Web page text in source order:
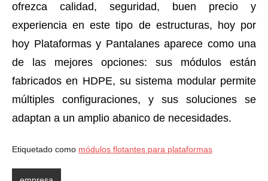
ofrezca calidad, seguridad, buen precio y
experiencia en este tipo de estructuras, hoy por
hoy Plataformas y Pantalanes aparece como una
de las mejores opciones: sus módulos están
fabricados en HDPE, su sistema modular permite
múltiples configuraciones, y sus soluciones se
adaptan a un amplio abanico de necesidades.
Etiquetado como módulos flotantes para plataformas